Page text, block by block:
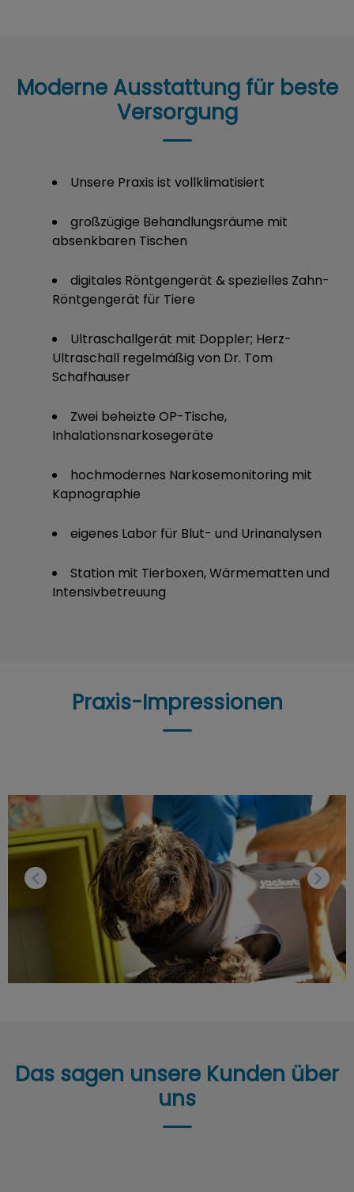
Moderne Ausstattung für beste
Versorgung
Unsere Praxis ist vollklimatisiert
großzügige Behandlungsräume mit
absenkbaren Tischen
digitales Röntgengerät & spezielles Zahn-
Röntgengerät für Tiere
Ultraschallgerät mit Doppler; Herz-
Ultraschall regelmäßig von Dr. Tom
Schafhauser
Zwei beheizte OP-Tische,
Inhalationsnarkosegeräte
hochmodernes Narkosemonitoring mit
Kapnographie
eigenes Labor für Blut- und Urinanalysen
Station mit Tierboxen, Wärmematten und
Intensivbetreuung
Praxis-Impressionen
Das sagen unsere Kunden über
uns